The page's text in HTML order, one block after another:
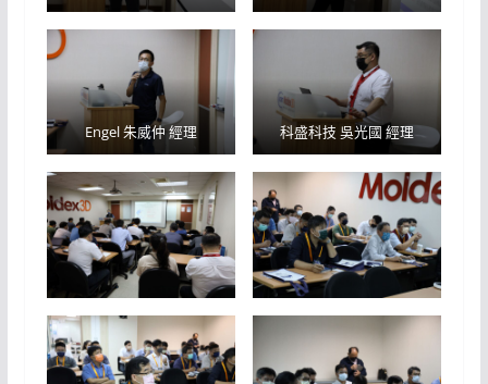
Engel 朱威仲 經理 科盛科技 吳光國 經理